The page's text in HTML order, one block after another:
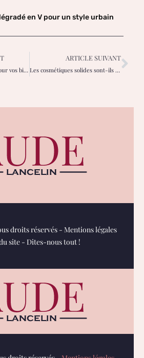
en V pour un style urbain
Les pierres tendance pour vos bijoux d’été
ARTICLE SUIVANT
Les cosmétiques solides sont-ils adaptés à tous ?
droits réservés - Mentions légales
site- Dites-nous tout !